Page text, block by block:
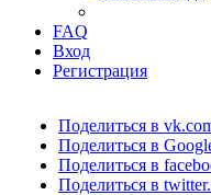
FAQ
Вход
Регистрация
Поделиться в
Поделиться в
Поделиться в
Поделиться в